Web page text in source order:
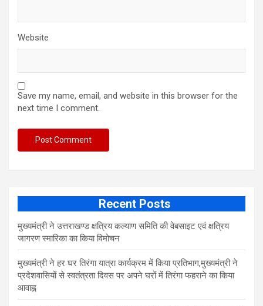
Website
Save my name, email, and website in this browser for the
next time I comment.
Recent Posts
मुख्यमंत्री ने उत्तराखण्ड क्षत्रिय कल्याण समिति की वेबसाइट एवं क्षत्रिय
जागरण स्मारिका का किया विमोचन
मुख्यमंत्री ने हर घर तिरंगा यात्रा कार्यक्रम में किया प्रतिभाग,मुख्यमंत्री ने
प्रदेशवासियों से स्वतंत्रता दिवस पर अपने घरों में तिरंगा फहराने का किया
आवाह्न